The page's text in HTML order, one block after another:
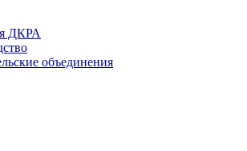
ДКРА
объединения